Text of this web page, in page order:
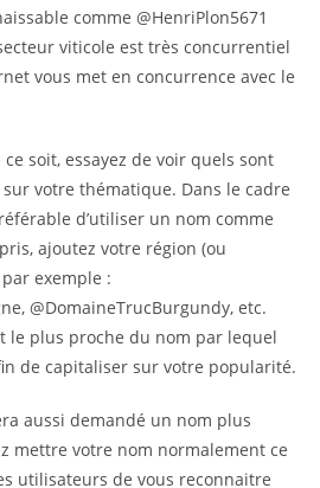
comme @HenriPlon5671
viticole est très concurrentiel
vous met en concurrence avec le
soit, essayez de voir quels sont
votre thématique. Dans le cadre
d’utiliser un nom comme
ajoutez votre région (ou
exemple :
@DomaineTrucBurgundy, etc.
le plus proche du nom par lequel
de capitaliser sur votre popularité.
aussi demandé un nom plus
mettre votre nom normalement ce
utilisateurs de vous reconnaitre